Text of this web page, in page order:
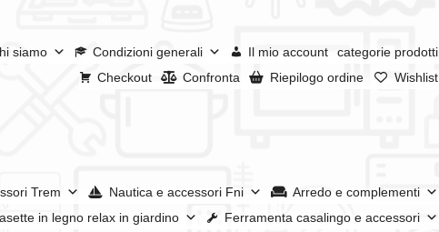
siamo Condizioni generali Il mio account
categorie prodotti
Checkout
Confronta Riepilogo ordine Wishlist
Trem Nautica e accessori Fni
Arredo e complementi
in legno relax in giardino
Ferramenta casalingo e accessori